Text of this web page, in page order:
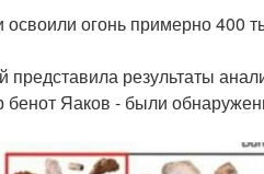
огонь примерно 400
представила результаты
бенот Яаков - были